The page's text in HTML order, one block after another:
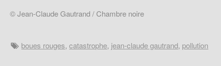
© Jean-Claude Gautrand / Chambre noire
boues rouges,catastrophe, jean-claude gautrand, pollution